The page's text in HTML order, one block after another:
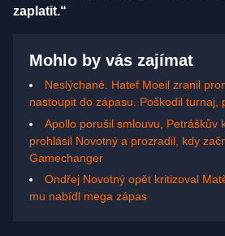
zaplatit.“
Mohlo by vás zajímat
Neslýchané. Hatef Moeil zranil
nastoupit do zápasu. Poškodil turnaj,
Apollo porušil smlouvu, Petráškův
prohlásil Novotný a prozradil, kdy
Gamechanger
Ondřej Novotný opět kritizoval
mu nabídl mega zápas